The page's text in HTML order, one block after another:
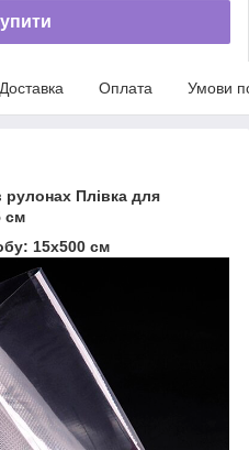
Доставка Оплата Умови
рулонах Плівка для
см
15х500 см